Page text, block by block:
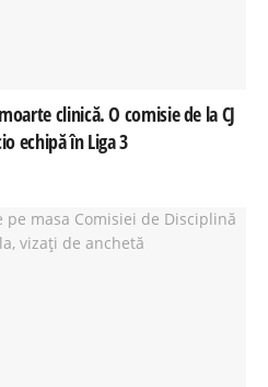
clinică. O comisie de la CJ
echipă în Liga 3